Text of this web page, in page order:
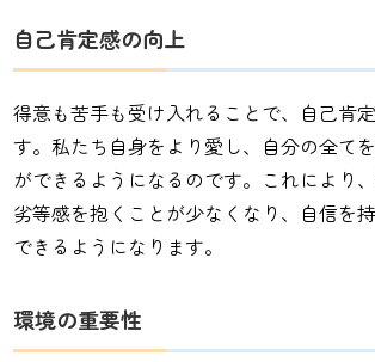
自己肯定感の向上
得意も苦手も受け入れることで、自己肯
す。私たち自身をより愛し、自分の全て
ができるようになるのです。これにより
劣等感を抱くことが少なくなり、自信を
できるようになります。
環境の重要性